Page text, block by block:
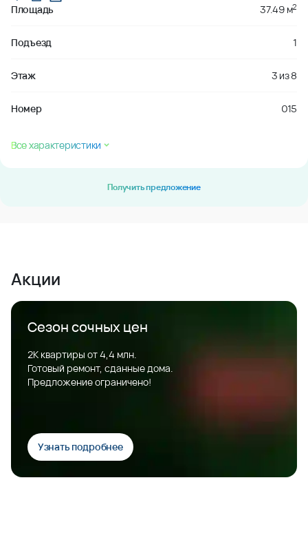
Площадь 37.49 м2
Подъезд 1
Этаж 3 из8
Номер 015
Все характеристики
Получить предложение
Акции
Сезон сочных цен
2К квартиры от 4,4 млн.
Готовый ремонт, сданные дома.
Предложение ограничено!
Узнать подробнее